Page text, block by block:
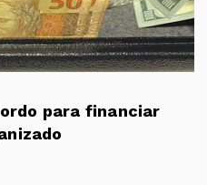
para financiar